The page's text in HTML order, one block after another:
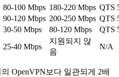
80-100 Mbps 180-220 Mbps QTS
90-120 Mbps 200-250 Mbps QTS
30-50 Mbps 80-120 Mbps
QTS
25-40 Mbps
지원되지 않
음
N/A
OpenVPN보다 일관되게 2배